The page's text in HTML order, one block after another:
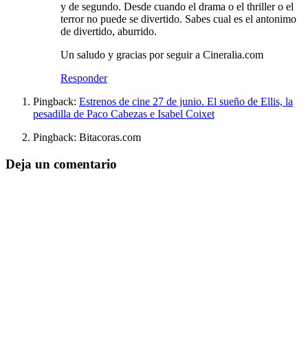
y de segundo. Desde cuando el drama o el thriller o el
terror no puede se divertido. Sabes cual es el antonimo
de divertido, aburrido.
Un saludo y gracias por seguir a Cineralia.com
Responder
Pingback: Estrenos de cine 27 de junio. El sueño de Ellis, la
pesadilla de Paco Cabezas e Isabel Coixet
Pingback: Bitacoras.com
Deja un comentario